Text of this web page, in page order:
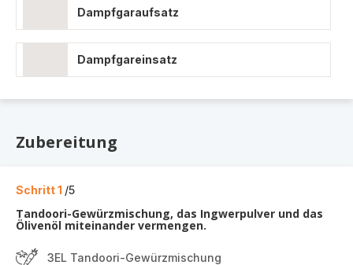
Dampfgaraufsatz
Dampfgareinsatz
Zubereitung
Schritt 1 /5
Tandoori-Gewürzmischung, das Ingwerpulver und das
Ölivenöl miteinander vermengen.
3EL Tandoori-Gewürzmischung